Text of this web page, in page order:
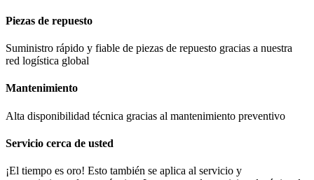
Piezas de repuesto
Suministro rápido y fiable de piezas de repuesto gracias a nuestra
red logística global
Mantenimiento
Alta disponibilidad técnica gracias al mantenimiento preventivo
Servicio cerca de usted
¡El tiempo es oro! Esto también se aplica al servicio y